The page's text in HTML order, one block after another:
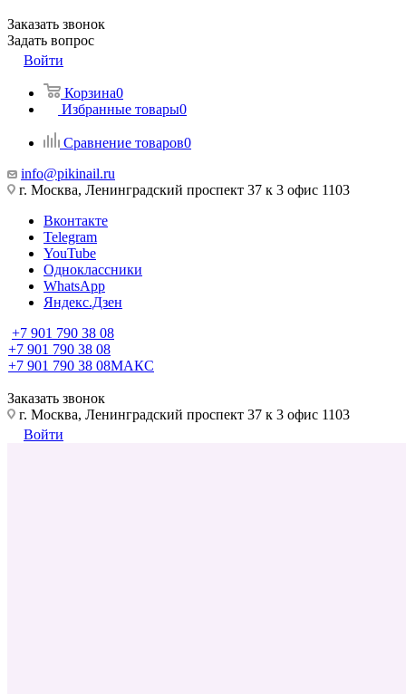
Заказать звонок
Задать вопрос
Войти
Корзина0
Избранные товары0
Сравнение товаров0
info@pikinail.ru
г. Москва, Ленинградский проспект 37 к 3 офис 1103
Вконтакте
Telegram
YouTube
Одноклассники
WhatsApp
Яндекс.Дзен
+7 901 790 38 08
+7 901 790 38 08
+7 901 790 38 08МАКС
Заказать звонок
г. Москва, Ленинградский проспект 37 к 3 офис 1103
Войти